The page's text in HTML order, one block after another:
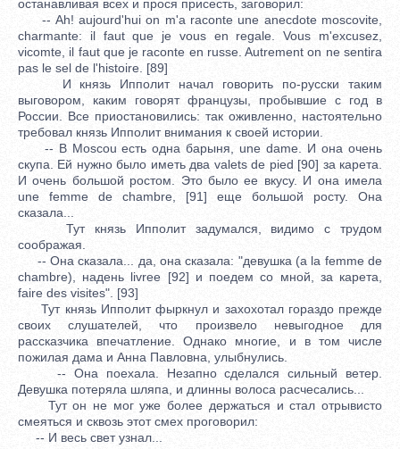
останавливая всех и прося присесть, заговорил:
-- Ah! aujourd'hui on m'a raconte une anecdote moscovite,
charmante: il faut que je vous en regale. Vous m'excusez,
vicomte, il faut que je raconte en russe. Autrement on ne sentira
pas le sel de l'histoire. [89]
И князь Ипполит начал говорить по-русски таким
выговором, каким говорят французы, пробывшие с год в
России. Все приостановились: так оживленно, настоятельно
требовал князь Ипполит внимания к своей истории.
-- В Moscou есть одна барыня, une dame. И она очень
скупа. Ей нужно было иметь два valets de pied [90] за карета.
И очень большой ростом. Это было ее вкусу. И она имела
une femme de chambre, [91] еще большой росту. Она
сказала...
Тут князь Ипполит задумался, видимо с трудом
соображая.
-- Она сказала... да, она сказала: "девушка (a la femme de
chambre), надень livree [92] и поедем со мной, за карета,
faire des visites". [93]
Тут князь Ипполит фыркнул и захохотал гораздо прежде
своих слушателей, что произвело невыгодное для
рассказчика впечатление. Однако многие, и в том числе
пожилая дама и Анна Павловна, улыбнулись.
-- Она поехала. Незапно сделался сильный ветер.
Девушка потеряла шляпа, и длинны волоса расчесались...
Тут он не мог уже более держаться и стал отрывисто
смеяться и сквозь этот смех проговорил:
-- И весь свет узнал...